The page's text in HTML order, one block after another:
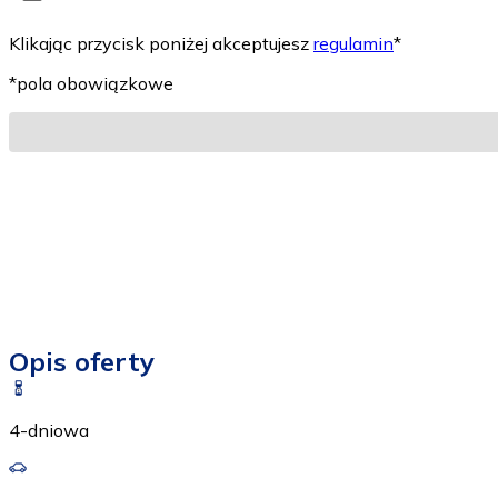
Klikając przycisk poniżej akceptujesz regulamin*
*pola obowiązkowe
Opis oferty
4-dniowa